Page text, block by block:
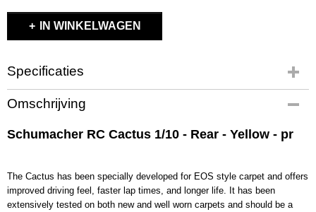
IN WINKELWAGEN
Specificaties
Productcode
U6838
EAN code
U6838
Bruto gewicht
0,30 Kg
Omschrijving
Schumacher RC Cactus 1/10 - Rear - Yellow - pr
The Cactus has been specially developed for EOS style carpet and offers
improved driving feel, faster lap times, and longer life. It has been
extensively tested on both new and well worn carpets and should be a